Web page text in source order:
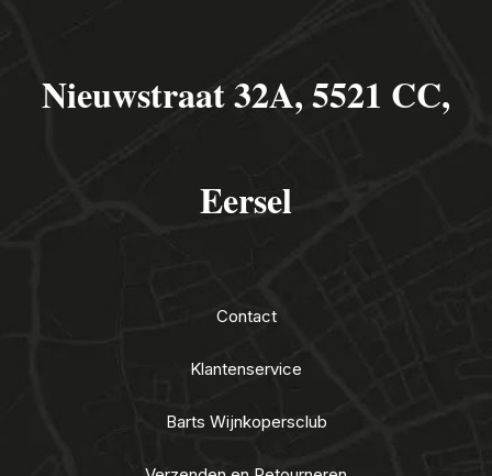
Nieuwstraat 32A, 5521 CC,
Eersel
Contact
Klantenservice
Barts Wijnkopersclub